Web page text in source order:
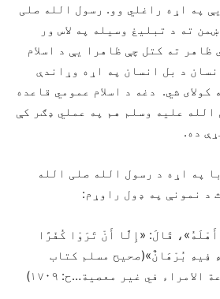
په اړه راغلي وو. رسول الله صلی
ته د تبلیغ وسیله په لاس ور
ظاهر ته کتل چې ظاهرا يې د اسلام
د بل انسان په اړه وړاندې
کولای شي. دغه د اسلام عمومي قاعده
الله علیه وسلم هم په عملي ډګر کې
ده.
په اړه د رسول الله صلی الله
د نمونې په ډول راوړم:
قَالَ: «إِلَّا أَنْ تَرَوْا كُفْرًا
فِيهِ بُرْهَانٌ»(صحیح مسلم کتاب
في غیر معصیة…ح: ۱۷۰۹)